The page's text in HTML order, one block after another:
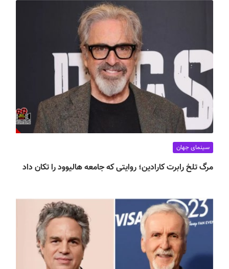
سینمای جهان
مرگ تلخ رابرت کارادین؛ روایتی که جامعه هالیوود را تکان داد